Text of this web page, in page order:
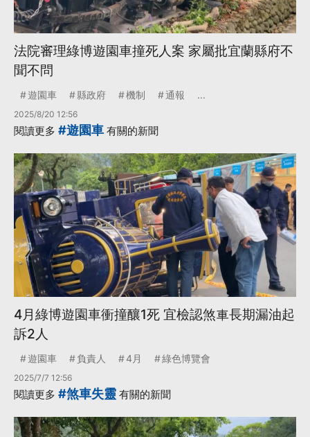
法院審理綠博遊園車撞死人案 家屬批宜蘭縣府不
聞不問
遊園車 縣政府 機制 通報 ...
2025/8/20 12:56
閱讀更多 #遊園車 有關的新聞
4月綠博遊園車衝撞釀1死 宜檢認煞車長期漏油起
訴2人
遊園車 負責人 4月 綠色博覽會
2025/7/7 12:56
閱讀更多 #煞車失靈 有關的新聞